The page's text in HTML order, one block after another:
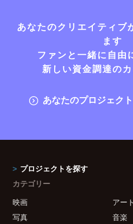
あなたのクリエイティブ
ます
ファンと一緒に自由
新しい資金調達の
あなたのプロジェク
プロジェクトを探す
カテゴリー
映画
アート
写真
音楽